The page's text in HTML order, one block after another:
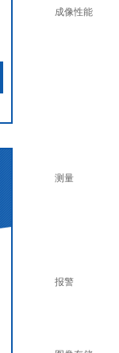
成像性能
测量
报警